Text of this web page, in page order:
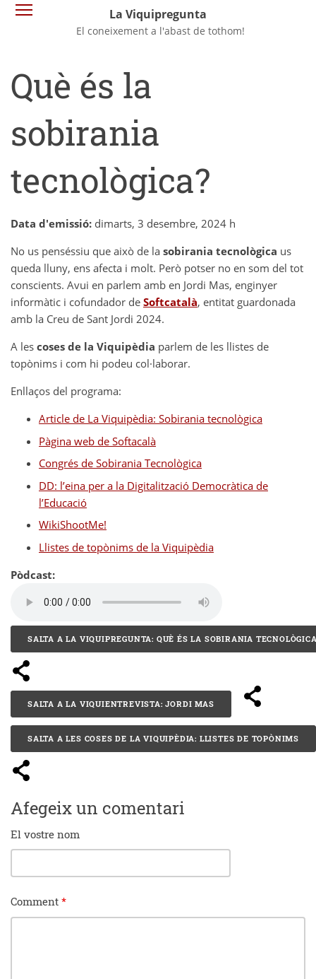
Vés
La Viquipregunta
El coneixement a l'abast de tothom!
Commuta la visibilitat del menú
Què és la
sobirania
tecnològica?
Data d'emissió: dimarts, 3 desembre, 2024 h
No us penséssiu que això de la sobirania tecnològica us
queda lluny, ens afecta i molt. Però potser no en som del tot
conscients. Avui en parlem amb en Jordi Mas, enginyer
informàtic i cofundador de Softcatalà, entitat guardonada
amb la Creu de Sant Jordi 2024.
A les coses de la Viquipèdia parlem de les llistes de
topònims i com hi podeu col·laborar.
Enllaços del programa:
Article de La Viquipèdia: Sobirania tecnològica
Pàgina web de Softacalà
Congrés de Sobirania Tecnològica
DD: l’eina per a la Digitalització Democràtica de
l’Educació
WikiShootMe!
Llistes de topònims de la Viquipèdia
Pòdcast:
SALTA A LA VIQUIPREGUNTA: QUÈ ÉS LA SOBIRANIA
SALTA A LA VIQUIENTREVISTA: JORDI MAS
SALTA A LES COSES DE LA VIQUIPÈDIA: LLISTES DE TOPÒNIMS
Afegeix un comentari
El vostre nom
Comment *